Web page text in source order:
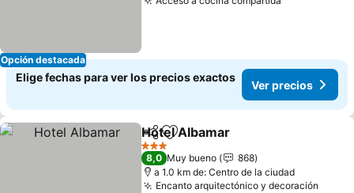
Opción destacada
Elige fechas para ver los precios exactos
Ver precios
CompartirAgregar a favoritos
Hotel Albamar
3 Estrellas
8,0 Muy bueno
868
a 1.0 km de: Centro de la ciudad
Encanto arquitectónico y decoración